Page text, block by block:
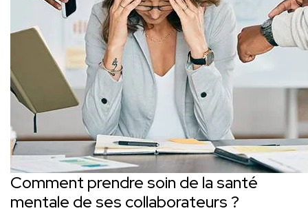
Comment prendre soin de la santé
mentale de ses collaborateurs ?